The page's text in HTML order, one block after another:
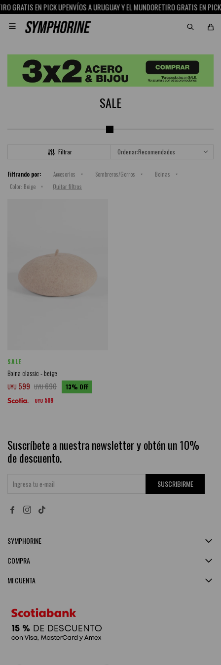
GRATIS EN PICK UPENVÍOS A URUGUAY Y EL MUNDORETIRO GRATIS EN PICK

SALE
Recomendados
Filtrando por: Accesorios Sombreros/Gorros
Boinas
Color: Beige Quitar filtros
SALE
Boina classic - beige
UYU 599 UYU690 13
UYU 509
Suscríbete a nuestra newsletter y obtén un 10%
de descuento.
SUSCRIBIRME
 
SYMPHORINE
MI CUENTA
COMPRA